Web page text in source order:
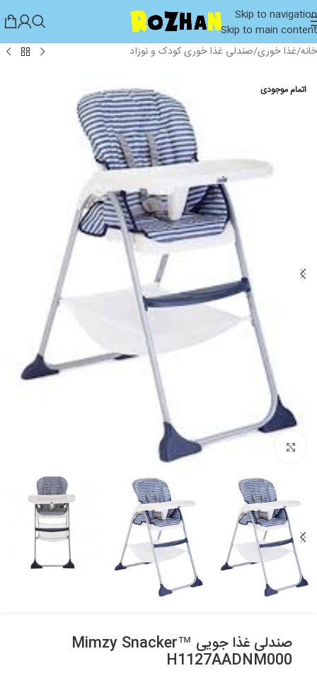
Skip to navigation
Skip to main content
خانه/غذا خوری/صندلی غذا خوری کودک و نوزاد
اتمام موجودی
بزرگنمایی تصویر
صندلی غذا جویی Mimzy Snacker™
H1127AADNM000